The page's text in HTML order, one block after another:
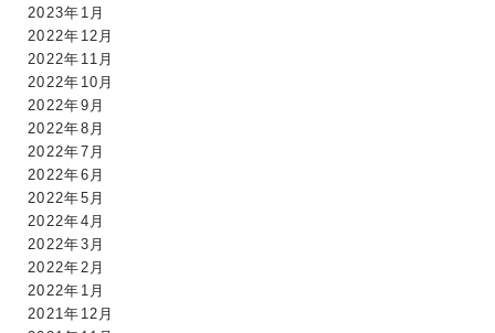
2023年1月
2022年12月
2022年11月
2022年10月
2022年9月
2022年8月
2022年7月
2022年6月
2022年5月
2022年4月
2022年3月
2022年2月
2022年1月
2021年12月